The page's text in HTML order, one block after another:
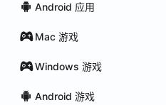
Android 应用
Mac 游戏
Windows 游戏
Android 游戏